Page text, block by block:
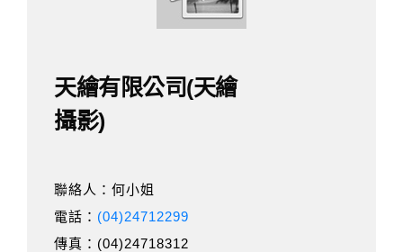
天繪有限公司(天繪
攝影)
聯絡人：何小姐
電話： (04)24712299
傳真：(04)24718312